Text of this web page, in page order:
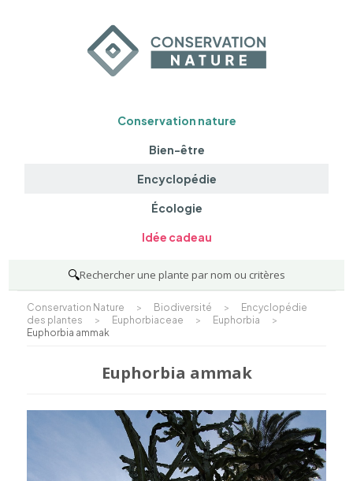
Conservation nature
Bien-être
Encyclopédie
Écologie
Idée cadeau
🔍Rechercher une plante par nom ou critères
Conservation Nature > Biodiversité >
Encyclopédie
des plantes
> Euphorbiaceae > Euphorbia
>
Euphorbia ammak
Euphorbia ammak